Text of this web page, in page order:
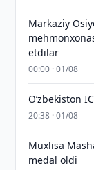
Markaziy
etdilar
00:00 · 01/08
O‘zbekiston
20:38 · 01/08
Muxlisa
medal oldi